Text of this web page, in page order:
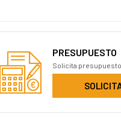
PRESUPUESTO
Solicita